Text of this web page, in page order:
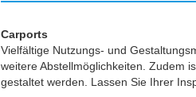
Carports
Vielfältige Nutzungs- und
weitere Abstellmöglichkeiten. Zudem
gestaltet werden. Lassen Sie Ihrer